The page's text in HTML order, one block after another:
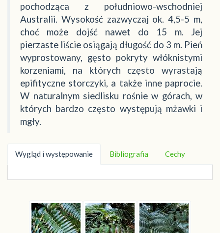
pochodząca z południowo-wschodniej
Australii. Wysokość zazwyczaj ok. 4,5-5 m,
choć może dojść nawet do 15 m. Jej
pierzaste liście osiągają długość do 3 m. Pień
wyprostowany, gęsto pokryty włóknistymi
korzeniami, na których często wyrastają
epifityczne storczyki, a także inne paprocie.
W naturalnym siedlisku rośnie w górach, w
których bardzo często występują mżawki i
mgły.
Wygląd i występowanie Bibliografia Cechy